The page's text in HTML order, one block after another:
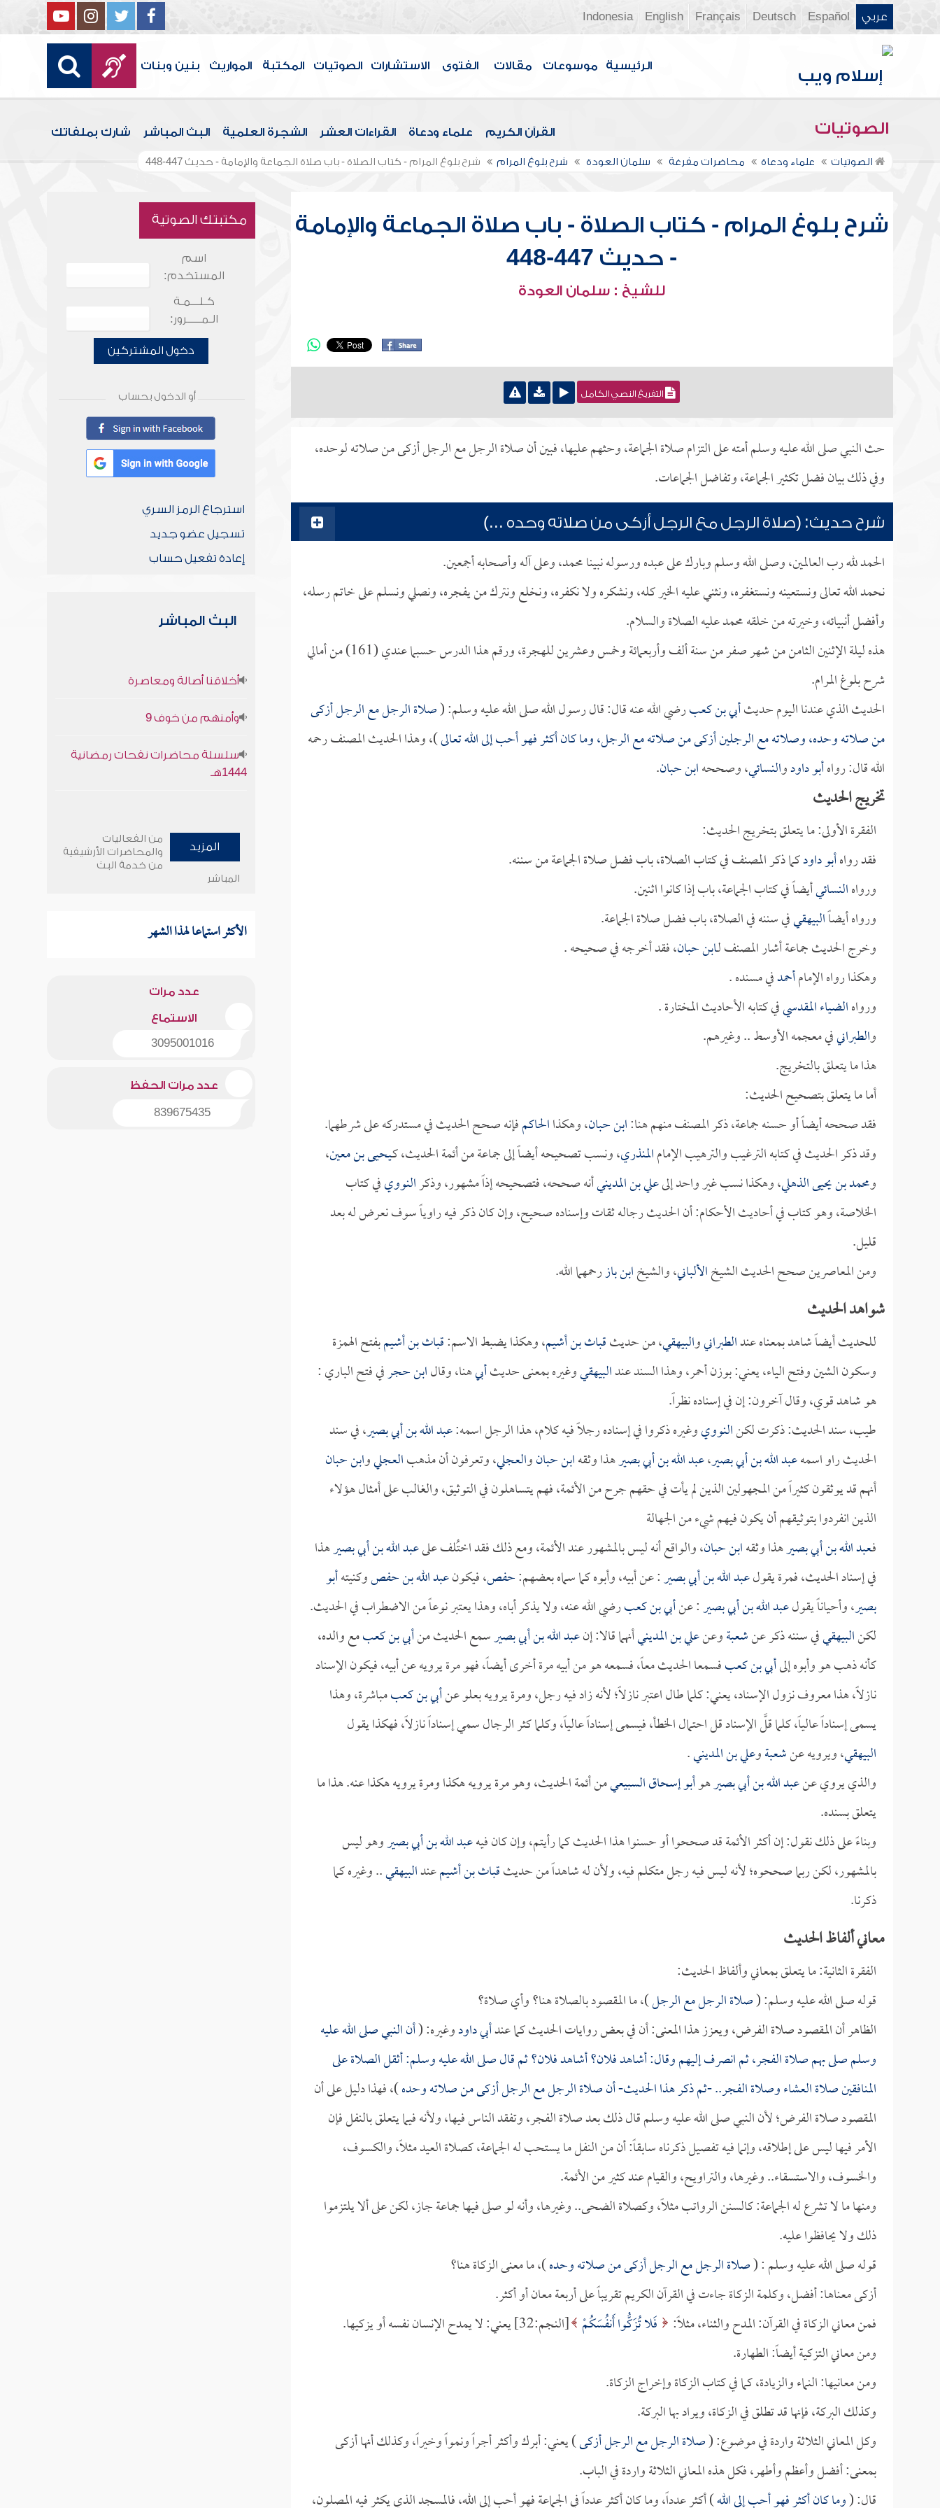
عربي Español
Deutsch
Français
English
Indonesia
الرئيسية موسوعات مقالات الفتوى الاستشارات الصوتيات المكتبة المواريث بنين وبنات
الصوتيات القرآن الكريم علماء ودعاة القراءات العشر الشجرة العلمية البث المباشر شارك بملفاتك
الصوتيات علماء ودعاة محاضرات مفرغة سلمان العودة شرح بلوغ المرام شرح بلوغ المرام - كتاب الصلاة - باب صلاة الجماعة والإمامة - حديث 447-448
شرح بلوغ المرام - كتاب الصلاة - باب صلاة الجماعة والإمامة
- حديث 447-448
للشيخ : سلمان العودة
التفريغ النصي الكامل
حث النبي صلى الله عليه وسلم أمته على التزام صلاة الجماعة، وحثهم عليها، فبين أن صلاة الرجل مع الرجل أزكى من صلاته لوحده،
وفي ذلك بيان فضل تكثير الجماعة، وتفاضل الجماعات.
شرح حديث: (صلاة الرجل مع الرجل أزكى من صلاته وحده ...)
الحمد لله رب العالمين، وصلى الله وسلم وبارك على عبده ورسوله نبينا محمد، وعلى آله وأصحابه أجمعين.
نحمد الله تعالى ونستعينه ونستغفره، ونثني عليه الخير كله، ونشكره ولا نكفره، ونخلع ونترك من يفجره، ونصلي ونسلم على خاتم رسله،
وأفضل أنبيائه، وخيرته من خلقه محمد عليه الصلاة والسلام.
هذه ليلة الإثنين الثامن من شهر صفر من سنة ألف وأربعمائة وخمس وعشرين للهجرة، ورقم هذا الدرس حسبما عندي (161) من أمالي
شرح بلوغ المرام.
الحديث الذي عندنا اليوم حديثأبي بن كعبرضي الله عنه قال: قال رسول الله صلى الله عليه وسلم: (صلاة الرجل مع الرجل أزكى
من صلاته وحده، وصلاته مع الرجلين أزكى من صلاته مع الرجل، وما كان أكثر فهو أحب إلى الله تعالى)، وهذا الحديث المصنف رحمه
الله قال: رواهأبو داودوالنسائي، وصححهابن حبان. ‏
تخريج الحديث
الفقرة الأولى: ما يتعلق بتخريج الحديث:
فقد رواهأبو داودكما ذكر المصنف في كتاب الصلاة، باب فضل صلاة الجماعة من سننه.
ورواهالنسائيأيضاً في كتاب الجماعة، باب إذا كانوا اثنين.
ورواه أيضاًالبيهقيفي سننه في الصلاة، باب فضل صلاة الجماعة.
وخرج الحديث جماعة أشار المصنف لـابن حبان، فقد أخرجه في صحيحه .
وهكذا رواه الإمامأحمدفي مسنده .
ورواهالضياء المقدسيفي كتابه الأحاديث المختارة .
والطبرانيفي معجمه الأوسط .. وغيرهم.
هذا ما يتعلق بالتخريج.
أما ما يتعلق بتصحيح الحديث:
فقد صححه أيضاً أو حسنه جماعة، ذكر المصنف منهم هنا:ابن حبان، وهكذاالحاكمفإنه صحح الحديث في مستدركه على شرطهما.
وقد ذكر الحديث في كتابه الترغيب والترهيب الإمامالمنذري، ونسب تصحيحه أيضاً إلى جماعة من أئمة الحديث، كـيحيى بن معين،
ومحمد بن يحيى الذهلي، وهكذا نسب غير واحد إلىعلي بن المدينيأنه صححه، فتصحيحه إذاً مشهور، وذكرالنوويفي كتاب
الخلاصة، وهو كتاب في أحاديث الأحكام: أن الحديث رجاله ثقات وإسناده صحيح، وإن كان ذكر فيه راوياً سوف نعرض له بعد
قليل.
ومن المعاصرين صحح الحديث الشيخالألباني، والشيخابن بازرحمهما الله.
شواهد الحديث
للحديث أيضاً شاهد بمعناه عندالطبرانيوالبيهقي، من حديثقباث بن أشيم، وهكذا يضبط الاسم:قباث بن أشيمبفتح الهمزة
وسكون الشين وفتح الياء، يعني: بوزن أحمر، وهذا السند عندالبيهقيوغيره بمعنى حديثأبيهنا، وقالابن حجرفي فتح الباري :
هو شاهد قوي، وقال آخرون: إن في إسناده نظراً.
طيب، سند الحديث: ذكرت لكنالنوويوغيره ذكروا في إسناده رجلاً فيه كلام، هذا الرجل اسمه:عبد الله بن أبي بصير، في سند
الحديث راو اسمهعبد الله بن أبي بصير،عبد الله بن أبي بصيرهذا وثقهابن حبانوالعجلي، وتعرفون أن مذهبالعجليوابن حبان
أنهم قد يوثقون كثيراً من المجهولين الذين لم يأت في حقهم جرح من الأئمة، فهم يتساهلون في التوثيق، والغالب على أمثال هؤلاء
الذين انفردوا بتوثيقهم أن يكون فيهم شيء من الجهالة
فـعبد الله بن أبي بصيرهذا وثقهابن حبان، والواقع أنه ليس بالمشهور عند الأئمة، ومع ذلك فقد اختُلف علىعبد الله بن أبي بصيرهذا
في إسناد الحديث، فمرة يقولعبد الله بن أبي بصير: عن أبيه، وأبوه كما سماه بعضهم:حفص، فيكونعبد الله بن حفصوكنيتهأبو
بصير، وأحياناً يقولعبد الله بن أبي بصير: عنأبي بن كعبرضي الله عنه، ولا يذكر أباه، وهذا يعتبر نوعاً من الاضطراب في الحديث.
لكنالبيهقيفي سننه ذكر عنشعبةوعنعلي بن المدينيأنهما قالا: إنعبد الله بن أبي بصيرسمع الحديث منأبي بن كعبمع والده،
كأنه ذهب هو وأبوه إلىأبي بن كعبفسمعا الحديث معاً، فسمعه هو من أبيه مرة أخرى أيضاً، فهو مرة يرويه عن أبيه، فيكون الإسناد
نازلاً، هذا معروف نزول الإسناد، يعني: كلما طال اعتبر نازلاً؛ لأنه زاد فيه رجل، ومرة يرويه بعلو عنأبي بن كعبمباشرة، وهذا
يسمى إسناداً عالياً، كلما قلَّ الإسناد قل احتمال الخطأ، فيسمى إسناداً عالياً، وكلما كثر الرجال سمي إسناداً نازلاً، فهكذا يقول
البيهقي، ويرويه عنشعبةوعلي بن المديني.
والذي يروي عنعبد الله بن أبي بصيرهوأبو إسحاق السبيعيمن أئمة الحديث، وهو مرة يرويه هكذا ومرة يرويه هكذا عنه. هذا ما
يتعلق بسنده.
وبناءً على ذلك نقول: إن أكثر الأئمة قد صححوا أو حسنوا هذا الحديث كما رأيتم، وإن كان فيهعبد الله بن أبي بصيروهو ليس
بالمشهور، لكن ربما صححوه؛ لأنه ليس فيه رجل متكلم فيه، ولأن له شاهداً من حديثقباث بن أشيمعندالبيهقي.. وغيره كما
ذكرنا.
معاني ألفاظ الحديث
الفقرة الثانية: ما يتعلق بمعاني وألفاظ الحديث:
قوله صلى الله عليه وسلم: (صلاة الرجل مع الرجل)، ما المقصود بالصلاة هنا؟ وأي صلاة؟
الظاهر أن المقصود صلاة الفرض، ويعزز هذا المعنى: أن في بعض روايات الحديث كما عندأبي داودوغيره: (أن النبي صلى الله عليه
وسلم صلى بهم صلاة الفجر، ثم انصرف إليهم وقال: أشاهد فلان؟ أشاهد فلان؟ ثم قال صلى الله عليه وسلم: أثقل الصلاة على
المنافقين صلاة العشاء وصلاة الفجر.. -ثم ذكر هذا الحديث- أن صلاة الرجل مع الرجل أزكى من صلاته وحده)، فهذا دليل على أن
المقصود صلاة الفرض؛ لأن النبي صلى الله عليه وسلم قال ذلك بعد صلاة الفجر، وتفقد الناس فيها، ولأنه فيما يتعلق بالنفل فإن
الأمر فيها ليس على إطلاقه، وإنما فيه تفصيل ذكرناه سابقاً: أن من النفل ما يستحب له الجماعة، كصلاة العيد مثلاً، والكسوف،
والخسوف، والاستسقاء.. وغيرها، والتراويح، والقيام عند كثير من الأئمة.
ومنها ما لا تشرع له الجماعة: كالسنن الرواتب مثلاً، وكصلاة الضحى.. وغيرها، وأنه لو صلى فيها جماعة جاز، لكن على ألا يلتزموا
ذلك ولا يحافظوا عليه.
قوله صلى الله عليه وسلم : (صلاة الرجل مع الرجل أزكى من صلاته وحده)، ما معنى الزكاة هنا؟
أزكى معناها: أفضل، وكلمة الزكاة جاءت في القرآن الكريم تقريباً على أربعة معان أو أكثر.
فمن معاني الزكاة في القرآن: المدح والثناء، مثلاً:
فَلا تُزَكُّوا أَنفُسَكُمْ [النجم:32] يعني: لا يمدح الإنسان نفسه أو يزكيها.
ومن معاني التزكية أيضاً: الطهارة.
ومن معانيها: النماء والزيادة، كما في كتاب الزكاة وإخراج الزكاة.
وكذلك البركة، فإنها قد تطلق في الزكاة، ويراد بها البركة.
وكل المعاني الثلاثة واردة في موضوع: (صلاة الرجل مع الرجل أزكى) يعني: أبرك وأكثر أجراً ونمواً وخيراً، وكذلك أنها أزكى
بمعنى: أفضل وأعظم وأطهر، فكل هذه المعاني الثلاثة واردة في الباب.
قال: (وما كان أكثر فهو أحب إلى الله) أكثر عدداً، وما كان أكثر عدداً في الجماعة فهو أحب إلى الله، فالمسجد الذي يكثر فيه المصلون،
مكتبتك الصوتية
اسم
المستخدم:
كـلـــمـة
الـمـــــرور:
دخول المشتركين
أو الدخول بحساب
استرجاع الرمز السري
تسجيل عضو جديد
إعادة تفعيل حساب
البث المباشر
أخلاقنا أصالة ومعاصرة
وأمنهم من خوف 9
سلسلة محاضرات نفحات رمضانية
1444هـ
المزيد
من الفعاليات
والمحاضرات الأرشيفية
من خدمة البث
المباشر
الأكثر استماعا لهذا الشهر
عدد مرات
الاستماع
3095001016
عدد مرات الحفظ
839675435